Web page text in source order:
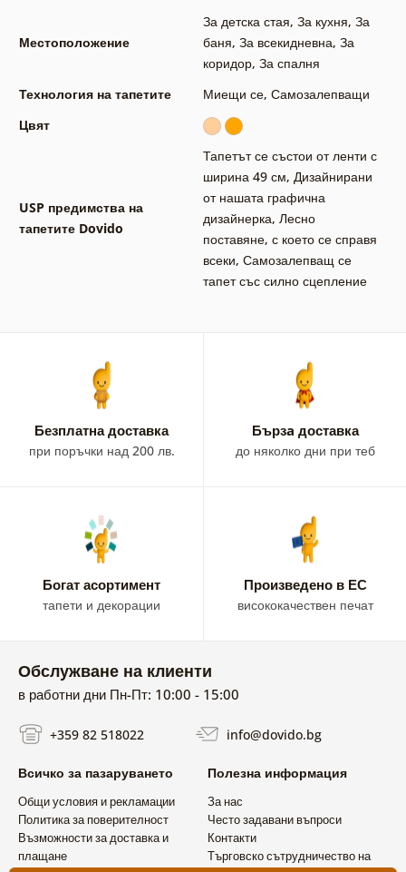
Местоположение
За детска стая, За кухня, За
баня, За всекидневна, За
коридор, За спалня
Технология на тапетите
Миещи се, Самозалепващи
Цвят
USP предимства на
тапетите Dovido
Тапетът се състои от ленти с
ширина 49 см, Дизайнирани
от нашата графична
дизайнерка, Лесно
поставяне, с което се справя
всеки, Самозалепващ се
тапет със силно сцепление
Безплатна доставка
при поръчки над 200 лв.
Бързa доставка
до няколко дни при теб
Богат асортимент
тапети и декорации
Произведено в ЕС
висококачествен печат
Обслужване на клиенти
в работни дни Пн-Пт: 10:00 - 15:00
+359 82 518022 info@dovido.bg
Всичко за пазаруването
Общи условия и рекламации
Политика за поверителност
Възможности за доставка и
плащане
Полезна информация
За нас
Често задавани въпроси
Контакти
Търговско сътрудничество на